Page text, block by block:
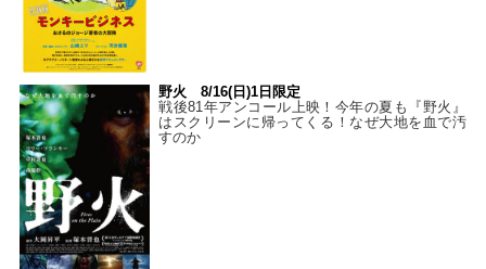
野火 8/16(日)1日限定
戦後81年アンコール上映！今年の夏も『野火』
はスクリーンに帰ってくる！なぜ大地を血で汚
すのか